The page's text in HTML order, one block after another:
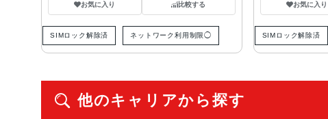
お気に入り 比較する
SIMロック解除済 ネットワーク利用制限◯
お気に入り
SIMロック解除済
他のキャリアから探す